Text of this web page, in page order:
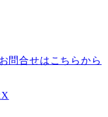
問合せはこちらから
X